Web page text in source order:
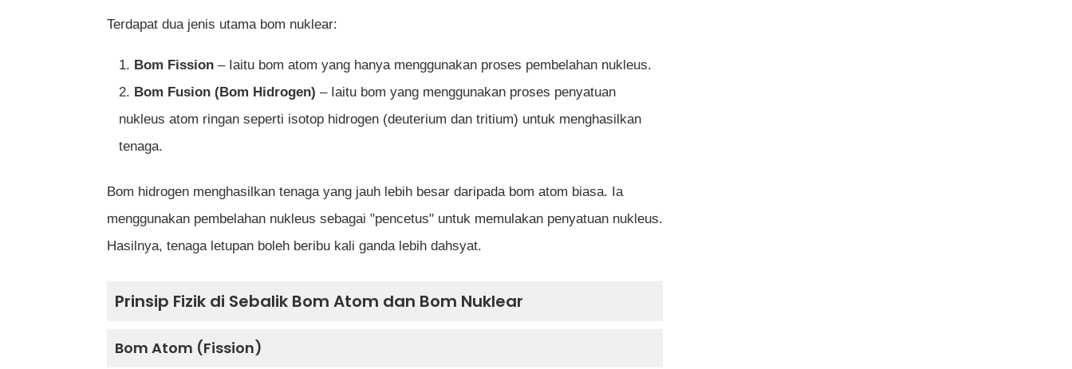
Terdapat dua jenis utama bom nuklear:
Bom Fission – Iaitu bom atom yang hanya menggunakan proses pembelahan nukleus.
Bom Fusion (Bom Hidrogen) – Iaitu bom yang menggunakan proses penyatuan
nukleus atom ringan seperti isotop hidrogen (deuterium dan tritium) untuk menghasilkan
tenaga.
Bom hidrogen menghasilkan tenaga yang jauh lebih besar daripada bom atom biasa. Ia
menggunakan pembelahan nukleus sebagai "pencetus" untuk memulakan penyatuan nukleus.
Hasilnya, tenaga letupan boleh beribu kali ganda lebih dahsyat.
Prinsip Fizik di Sebalik Bom Atom dan Bom Nuklear
Bom Atom (Fission)